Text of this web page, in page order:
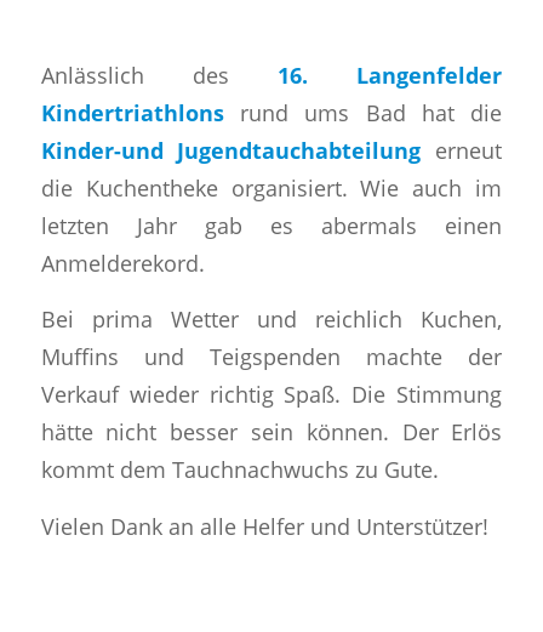
Anlässlich des 16. Langenfelder
Kindertriathlonsrund ums Bad hat die
Kinder-und Jugendtauchabteilung erneut
die Kuchentheke organisiert. Wie auch im
letzten Jahr gab es abermals einen
Anmelderekord.
Bei prima Wetter und reichlich Kuchen,
Muffins und Teigspenden machte der
Verkauf wieder richtig Spaß. Die Stimmung
hätte nicht besser sein können. Der Erlös
kommt dem Tauchnachwuchs zu Gute.
Vielen Dank an alle Helfer und Unterstützer!